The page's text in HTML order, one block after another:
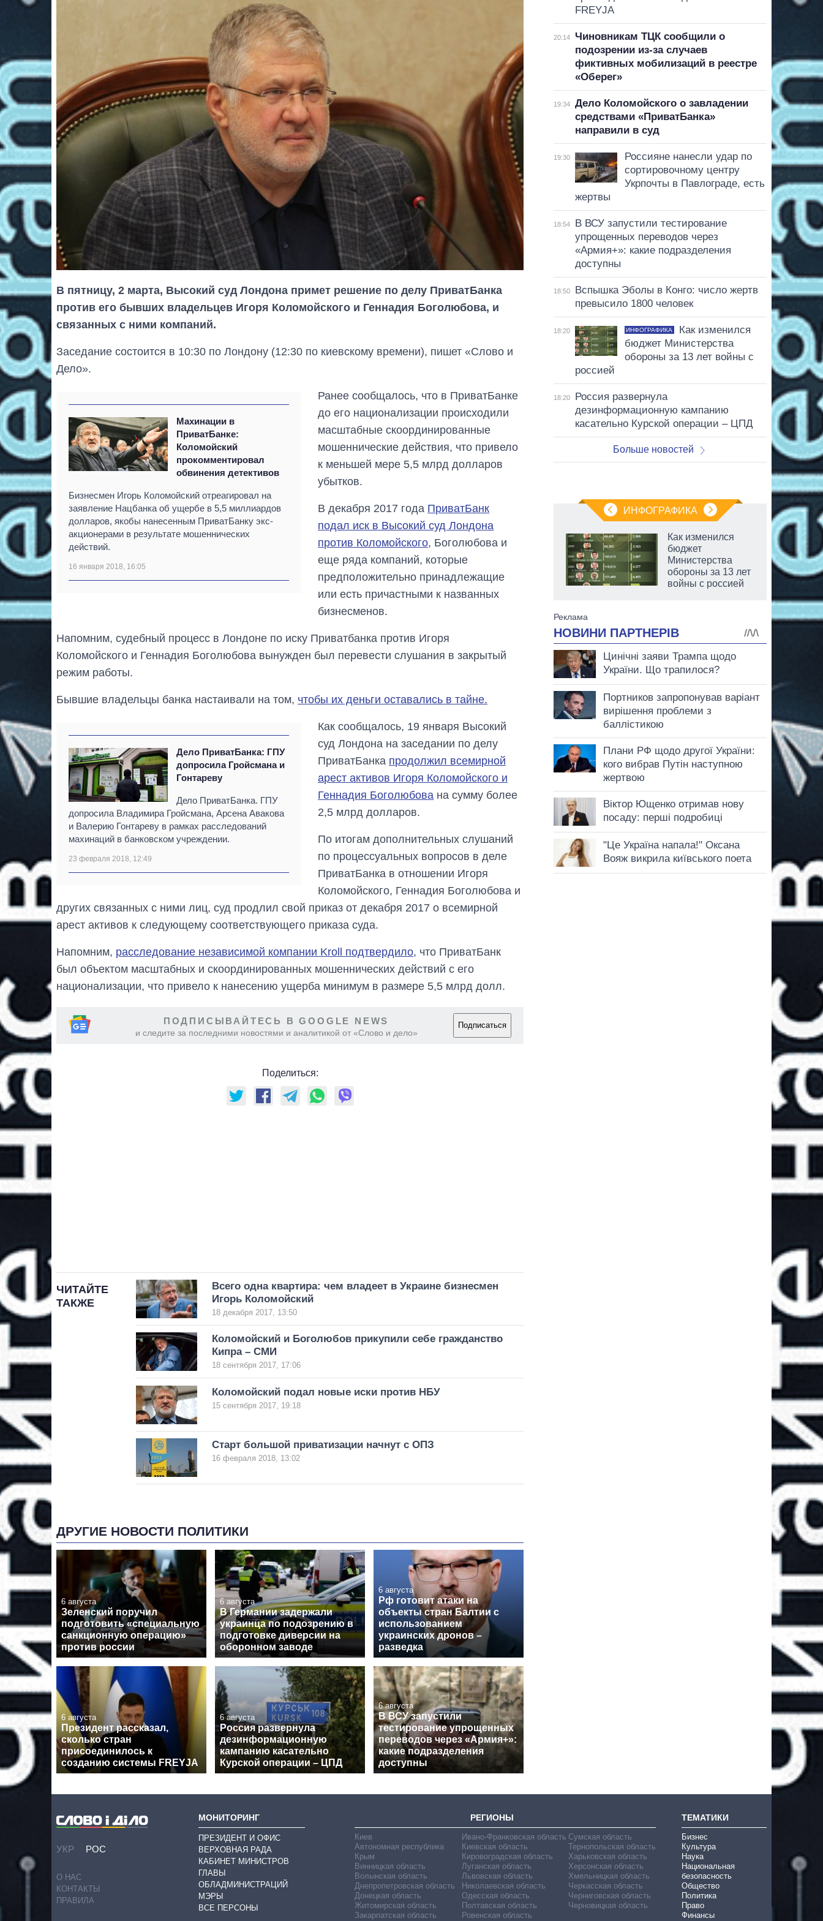
В пятницу, 2 марта, Высокий суд Лондона примет решение по делу ПриватБанка
против его бывших владельцев Игоря Коломойского и Геннадия Боголюбова, и
связанных с ними компаний.
Заседание состоится в 10:30 по Лондону (12:30 по киевскому времени), пишет «Слово и
Дело».
Махинации в
ПриватБанке:
Коломойский
прокомментировал
обвинения детективов
Бизнесмен Игорь Коломойский отреагировал на
заявление Нацбанка об ущербе в 5,5 миллиардов
долларов, якобы нанесенным ПриватБанку экс-
акционерами в результате мошеннических
действий.
16 января 2018, 16:05
Ранее сообщалось, что в ПриватБанке
до его национализации происходили
масштабные скоординированные
мошеннические действия, что привело
к меньшей мере 5,5 млрд долларов
убытков.
В декабря 2017 года ПриватБанк
подал иск в Высокий суд Лондона
против Коломойского, Боголюбова и
еще ряда компаний, которые
предположительно принадлежащие
или есть причастными к названных
бизнесменов.
Напомним, судебный процесс в Лондоне по иску Приватбанка против Игоря
Коломойского и Геннадия Боголюбова вынужден был перевести слушания в закрытый
режим работы.
Бывшие владельцы банка настаивали на том, чтобы их деньги оставались в тайне.
Дело ПриватБанка: ГПУ
допросила Гройсмана и
Гонтареву
Дело ПриватБанка. ГПУ
допросила Владимира Гройсмана, Арсена Авакова
и Валерию Гонтареву в рамках расследований
махинаций в банковском учреждении.
23 февраля 2018, 12:49
Как сообщалось, 19 января Высокий
суд Лондона на заседании по делу
ПриватБанка продолжил всемирной
арест активов Игоря Коломойского и
Геннадия Боголюбова на сумму более
2,5 млрд долларов.
По итогам дополнительных слушаний
по процессуальных вопросов в деле
ПриватБанка в отношении Игоря
Коломойского, Геннадия Боголюбова и
других связанных с ними лиц, суд продлил свой приказ от декабря 2017 о всемирной
арест активов к следующему соответствующего приказа суда.
Напомним, расследование независимой компании Kroll подтвердило, что ПриватБанк
был объектом масштабных и скоординированных мошеннических действий с его
национализации, что привело к нанесению ущерба минимум в размере 5,5 млрд долл.
ПОДПИСЫВАЙТЕСЬ В GOOGLE NEWS
и следите за последними новостями и аналитикой от «Слово и дело»
Подписаться
Поделиться:
ЧИТАЙТЕ
ТАКЖЕ
Всего одна квартира: чем владеет в Украине бизнесмен
Игорь Коломойский
18 декабря 2017, 13:50
Коломойский и Боголюбов прикупили себе гражданство
Кипра – СМИ
18 сентября 2017, 17:06
Коломойский подал новые иски против НБУ
15 сентября 2017, 19:18
Старт большой приватизации начнут с ОПЗ
16 февраля 2018, 13:02
ДРУГИЕ НОВОСТИ ПОЛИТИКИ
6 августа
Зеленский поручил
подготовить «специальную
санкционную операцию»
против россии
6 августа
В Германии задержали
украинца по подозрению в
подготовке диверсии на
оборонном заводе
6 августа
Рф готовит атаки на
объекты стран Балтии с
использованием
украинских дронов –
разведка
6 августа
Президент рассказал,
сколько стран
присоединилось к
созданию системы FREYJA
6 августа
Россия развернула
дезинформационную
кампанию касательно
Курской операции – ЦПД
6 августа
В ВСУ запустили
тестирование упрощенных
переводов через «Армия+»:
какие подразделения
доступны
FREYJA
20:14
Чиновникам ТЦК сообщили о
подозрении из-за случаев
фиктивных мобилизаций в реестре
«Оберег»
19:34
Дело Коломойского о завладении
средствами «ПриватБанка»
направили в суд
19:30
Россияне нанесли удар по
сортировочному центру
Укрпочты в Павлограде, есть
жертвы
18:54
В ВСУ запустили тестирование
упрощенных переводов через
«Армия+»: какие подразделения
доступны
18:50
Вспышка Эболы в Конго: число жертв
превысило 1800 человек
18:20 ИНФОГРАФИКА
Как изменился
бюджет Министерства
обороны за 13 лет войны с
россией
18:20
Россия развернула
дезинформационную кампанию
касательно Курской операции – ЦПД
Больше новостей
ИНФОГРАФИКА
Сколько
картофеля
выращивали в
время большой
войны
Как изменился
бюджет
Министерства
обороны за 13 лет
войны с россией
УКР РОС
О НАС
КОНТАКТЫ
ПРАВИЛА
МОНИТОРИНГ
ПРЕЗИДЕНТ И ОФИС
ВЕРХОВНАЯ РАДА
КАБИНЕТ МИНИСТРОВ
ГЛАВЫ
ОБЛАДМИНИСТРАЦИЙ
МЭРЫ
ВСЕ ПЕРСОНЫ
РЕГИОНЫ
Киев
Автономная республика
Крым
Винницкая область
Волынская область
Днепропетровская область
Донецкая область
Житомирская область
Закарпатская область
Ивано-Франковская область
Киевская область
Кировоградская область
Луганская область
Львовская область
Николаевская область
Одесская область
Полтавская область
Ровенская область
Сумская область
Тернопольская область
Харьковская область
Херсонская область
Хмельницкая область
Черкасская область
Черниговская область
Черновицкая область
ТЕМАТИКИ
Бизнес
Культура
Наука
Национальная
безопасность
Общество
Политика
Право
Финансы